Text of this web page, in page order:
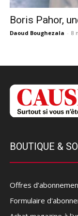
Boris Pahor,
Daoud Boughezala - 8
BOUTIQUE &
Offres
Formulaire